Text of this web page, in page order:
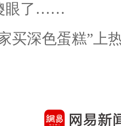
眼了……
买深色蛋糕”上